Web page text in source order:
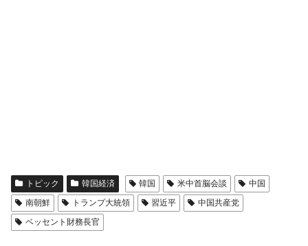
トピック 韓国経済 韓国 米中首脳会談
中国
南朝鮮
トランプ大統領 習近平
中国共産党
ベッセント財務長官